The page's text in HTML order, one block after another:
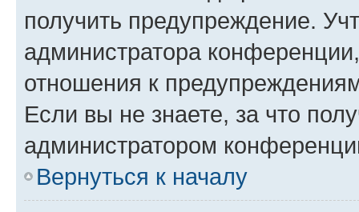
получить предупреждение.
администратора
отношения к
Если вы не знаете, за что
администратором
Вернуться к началу